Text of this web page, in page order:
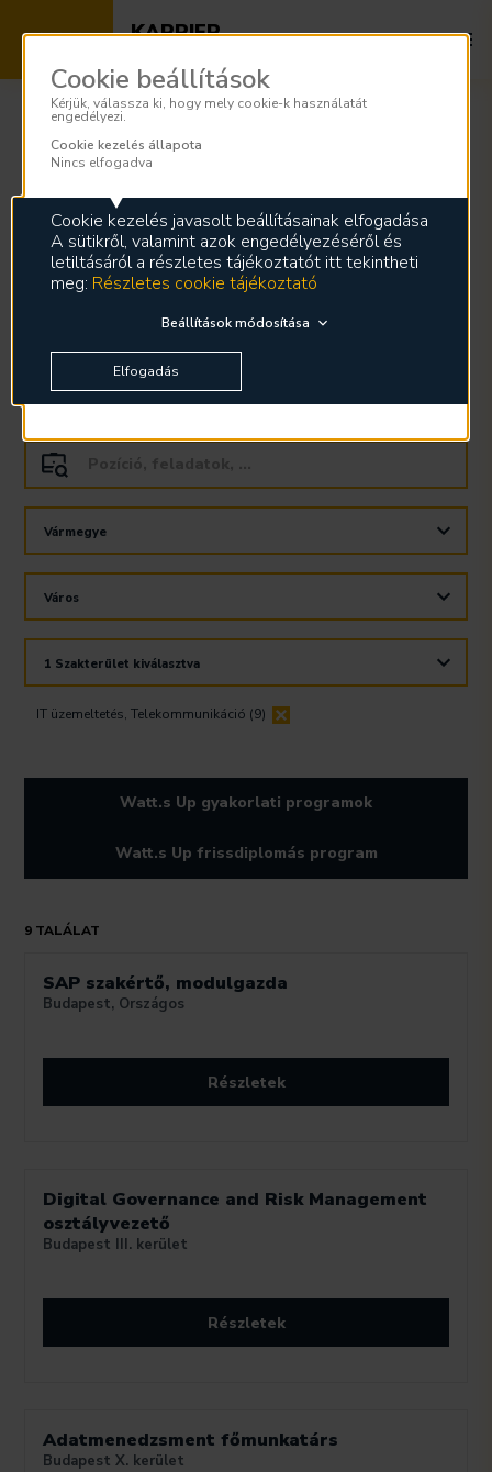
KARRIER
Állásajánlatok
Szövegbevitel
hatására
fog
a
pozíciók
listája.
jelölőnégyzetek
frissülni
fog
a
pozíciók
listája.
Vármegye
jelölőnégyzetek
frissülni
fog
Város
jelölőnégyzetek
frissülni
1 Szakterület kiválasztva
IT üzemeltetés, Telekommunikáció (9)
Watt.s Up gyakorlati programok
Watt.s Up frissdiplomás program
9 TALÁLAT
SAP szakértő, modulgazda
Budapest, Országos
Részletek
Digital Governance and Risk Management
osztályvezető
Budapest III. kerület
Részletek
Adatmenedzsment főmunkatárs
Budapest X. kerület
Cookie beállítások
Kérjük, válassza ki, hogy mely cookie-k használatát
engedélyezi.
Cookie kezelés állapota
Nincs elfogadva
Cookie kezelés javasolt beállításainak elfogadása
A sütikről, valamint azok engedélyezéséről és
letiltásáról a részletes tájékoztatót itt tekintheti
meg: Részletes cookie tájékoztató
Beállítások módosítása
Elfogadás